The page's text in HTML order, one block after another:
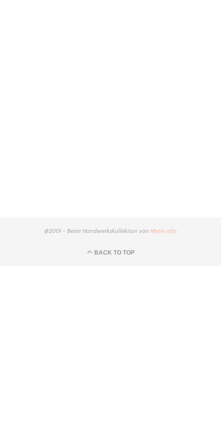
@2019 - Beste Handwerkskollektion von Mytie.info
BACK TO TOP